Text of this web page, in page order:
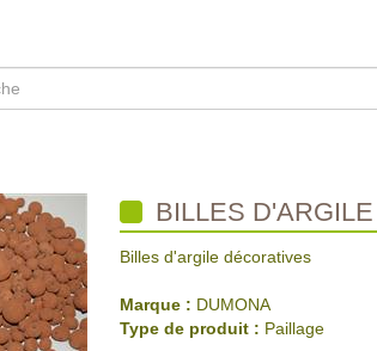
BILLES D'ARGILE
Billes d'argile décoratives
Marque : DUMONA
Type de produit : Paillage